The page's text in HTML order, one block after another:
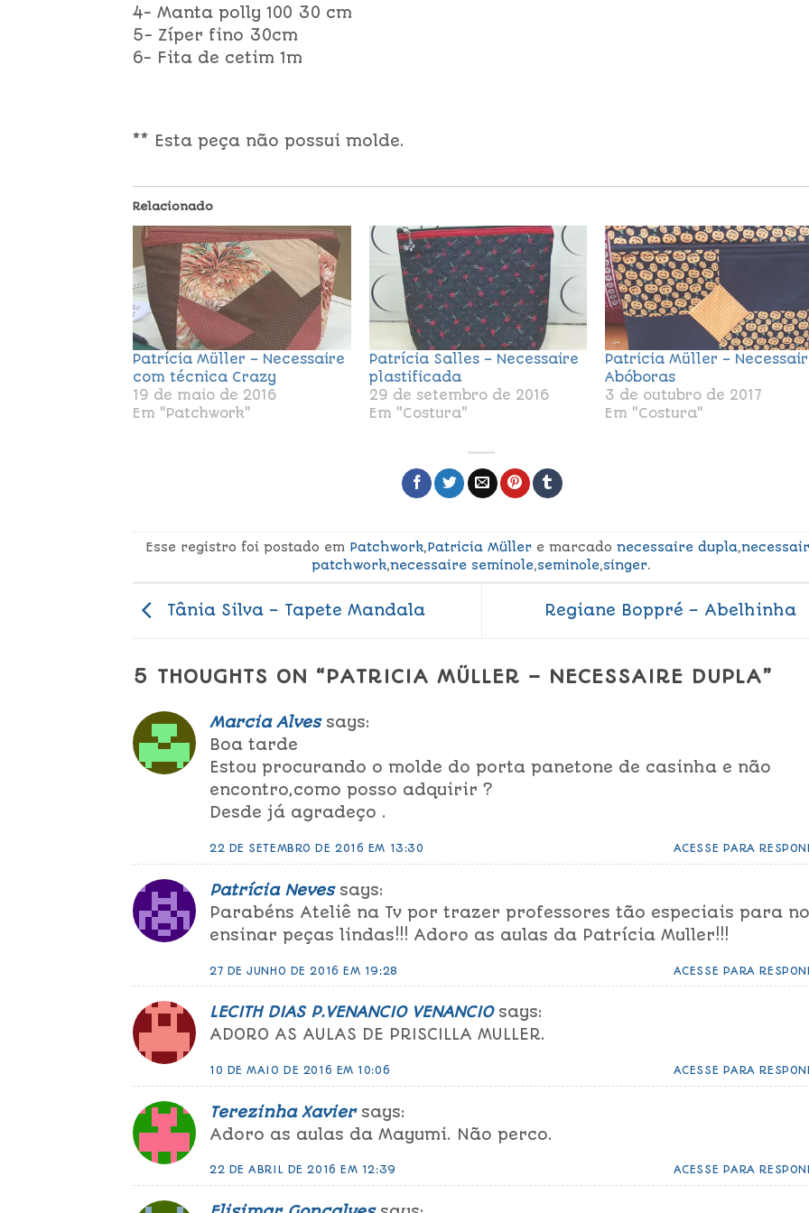
4- Manta polly 100 30 cm
5- Zíper fino 30cm
6- Fita de cetim 1m
** Esta peça não possui molde.
Relacionado
Patrícia Müller – Necessaire
com técnica Crazy
19 de maio de 2016
Em "Patchwork"
Patrícia Salles – Necessaire
plastificada
29 de setembro de 2016
Em "Costura"
Patricia Müller –
Abóboras
3 de outubro de 2017
Em "Costura"
Esse registro foi postado em Patchwork,Patricia Müllere marcado necessaire dupla,
patchwork,necessaire seminole,seminole,singer.
Tânia Silva – Tapete Mandala Regiane Boppré – Abelhinha
5 THOUGHTS ON “PATRICIA MÜLLER – NECESSAIRE DUPLA”
Marcia Alves says:
Boa tarde
Estou procurando o molde do porta panetone de casinha e não
encontro,como posso adquirir ?
Desde já agradeço .
22 DE SETEMBRO DE 2016 EM 13:30 ACESSE PARA
Patrícia Neves says:
Parabéns Ateliê na Tv por trazer professores tão especiais para
ensinar peças lindas!!! Adoro as aulas da Patrícia Muller!!!
27 DE JUNHO DE 2016 EM 19:28 ACESSE PARA
LECITH DIAS P.VENANCIO VENANCIO says:
ADORO AS AULAS DE PRISCILLA MULLER.
10 DE MAIO DE 2016 EM 10:06 ACESSE PARA
Terezinha Xavier says:
Adoro as aulas da Mayumi. Não perco.
22 DE ABRIL DE 2016 EM 12:39 ACESSE PARA